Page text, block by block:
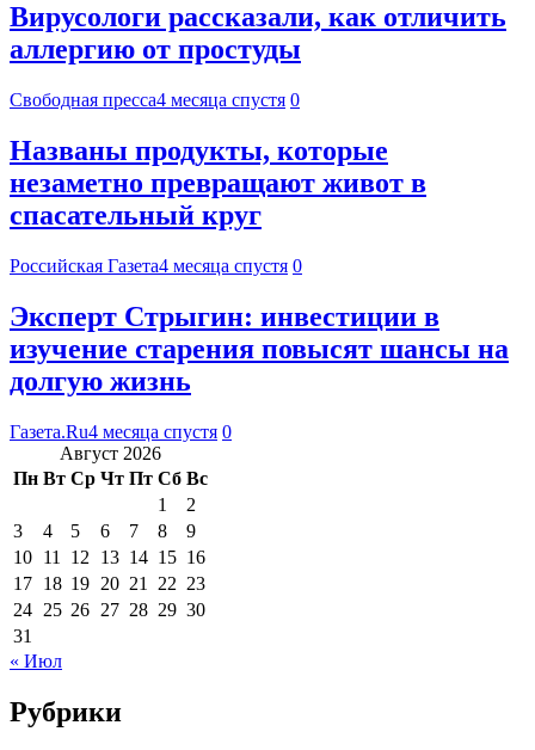
Вирусологи рассказали, как отличить
аллергию от простуды
Свободная пресса4 месяца спустя 0
Названы продукты, которые
незаметно превращают живот в
спасательный круг
Российская Газета4 месяца спустя 0
Эксперт Стрыгин: инвестиции в
изучение старения повысят шансы на
долгую жизнь
Газета.Ru4 месяца спустя 0
Август 2026
Пн Вт Ср Чт Пт Сб Вс
1
2
3
4 5 6 7 8
9
10 11 12 13 14 15 16
17 18 19 20 21 22 23
24 25 26 27 28 29 30
31
« Июл
Рубрики